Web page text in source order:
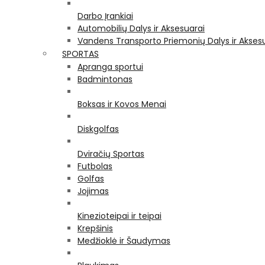
Darbo Įrankiai
Automobilių Dalys ir Aksesuarai
Vandens Transporto Priemonių Dalys ir
SPORTAS
Apranga sportui
Badmintonas
Boksas ir Kovos Menai
Diskgolfas
Dviračių Sportas
Futbolas
Golfas
Jojimas
Kinezioteipai ir teipai
Krepšinis
Medžioklė ir Šaudymas